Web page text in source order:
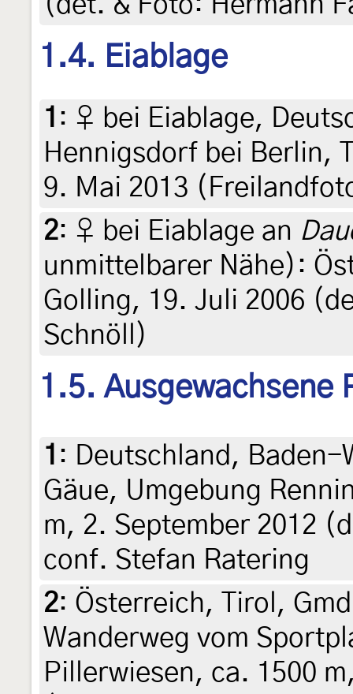
1.4. Eiablage
1 : ♀ bei Eiablage,
Hennigsdorf bei Berlin,
9. Mai 2013
2: ♀ bei Eiablage an
unmittelbarer Nähe):
Golling, 19. Juli 2006
Schnöll)
1.5. Ausgewachsene
1 : Deutschland,
Gäue, Umgebung
m, 2. September 2012
conf. Stefan Ratering
2: Österreich, Tirol,
Wanderweg vom
Pillerwiesen, ca. 1500